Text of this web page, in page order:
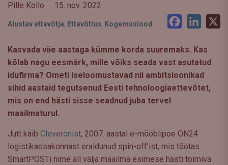
Pille Kollo 15. nov. 2022
Alustav ettevõtja, Ettevõtlus, Kogemuslood Facebook
Kasvada viie aastaga kümme korda suuremaks. Kas
kõlab nagu eesmärk, mille võiks seada vast asutatud
idufirma? Ometi iseloomustavad nii ambitsioonikad
sihid aastaid tegutsenud Eesti tehnoloogiaettevõtet,
mis on end hästi sisse seadnud juba tervel
maailmaturul.
Jutt käib Cleveronist, 2007. aastal e-mööblipoe ON24
logistikaosakonnast eraldunud spin-off’ist, mis töötas
SmartPOSTi nime all välja maailma esimese hästi toimiva